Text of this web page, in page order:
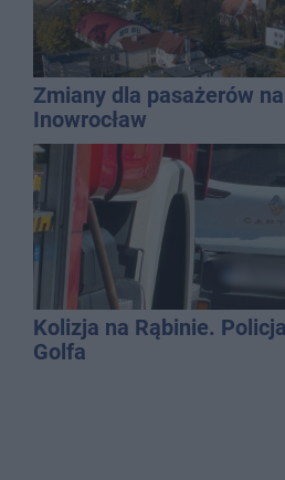
Zmiany dla pasażerów
Inowrocław
Kolizja na Rąbinie.
Golfa